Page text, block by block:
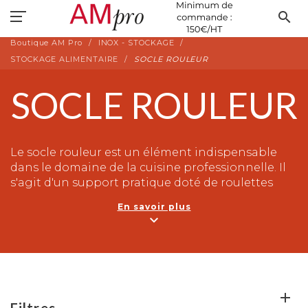
search
Boutique AM Pro
INOX - STOCKAGE
STOCKAGE ALIMENTAIRE
SOCLE ROULEUR
SOCLE ROULEUR
Le socle rouleur est un élément indispensable
dans le domaine de la cuisine professionnelle. Il
s'agit d'un support pratique doté de roulettes
simple et rapide de gros équipements de cuisine.
En savoir plus
expand_more